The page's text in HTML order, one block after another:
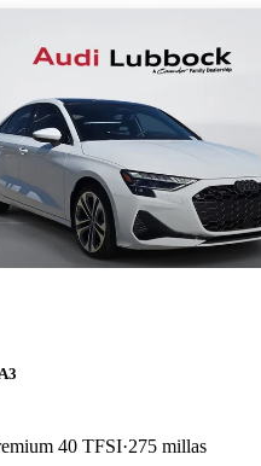
40 TFSI 275 millas